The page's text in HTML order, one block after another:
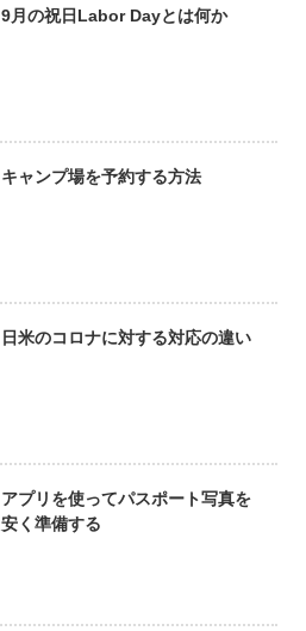
9月の祝日Labor Dayとは何か
キャンプ場を予約する方法
日米のコロナに対する対応の違い
アプリを使ってパスポート写真を
安く準備する